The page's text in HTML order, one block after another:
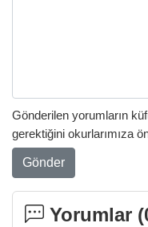
Gönderilen yorumların
gerektiğini okurlarımıza
Gönder
Yorumlar (